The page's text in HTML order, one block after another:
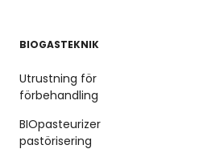
BIOGASTEKNIK
Utrustning för
förbehandling
BIOpasteurizer
pastörisering